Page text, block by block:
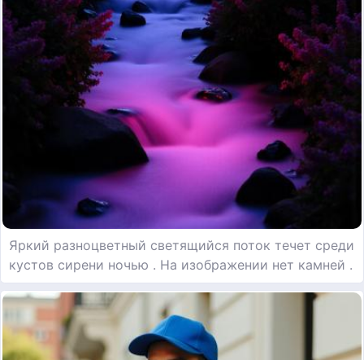
Яркий разноцветный светящийся поток течет среди
кустов сирени ночью . На изображении нет камней .